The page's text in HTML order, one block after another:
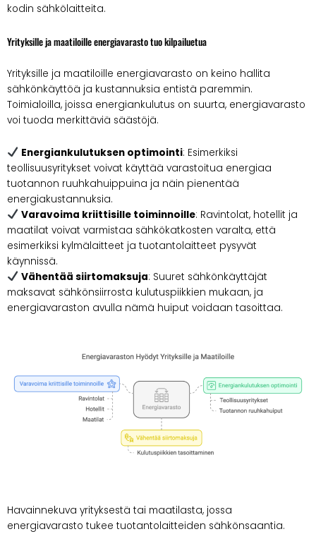
kodin sähkölaitteita.
Yrityksille ja maatiloille energiavarasto tuo kilpailuetua
Yrityksille ja maatiloille energiavarasto on keino hallita
sähkönkäyttöä ja kustannuksia entistä paremmin.
Toimialoilla, joissa energiankulutus on suurta, energiavarasto
voi tuoda merkittäviä säästöjä.
Energiankulutuksen optimointi: Esimerkiksi
teollisuusyritykset voivat käyttää varastoitua energiaa
tuotannon ruuhkahuippuina ja näin pienentää
energiakustannuksia.
Varavoima kriittisille toiminnoille: Ravintolat, hotellit ja
maatilat voivat varmistaa sähkökatkosten varalta, että
esimerkiksi kylmälaitteet ja tuotantolaitteet pysyvät
käynnissä.
Vähentää siirtomaksuja: Suuret sähkönkäyttäjät
maksavat sähkönsiirrosta kulutuspiikkien mukaan, ja
energiavaraston avulla nämä huiput voidaan tasoittaa.
Havainnekuva yrityksestä tai maatilasta, jossa
energiavarasto tukee tuotantolaitteiden sähkönsaantia.